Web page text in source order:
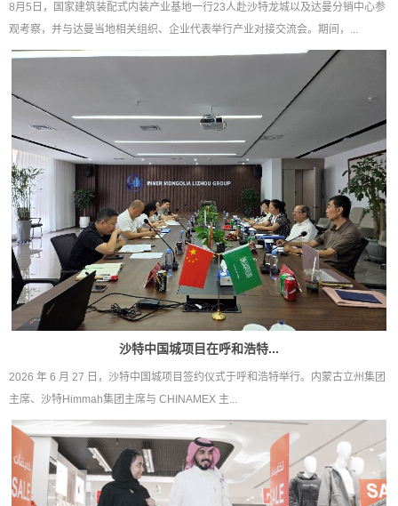
8月5日，国家建筑装配式内装产业基地一行23人赴沙特龙城以及达曼分销中心参
观考察，并与达曼当地相关组织、企业代表举行产业对接交流会。期间，...
沙特中国城项目在呼和浩特...
2026 年 6 月 27 日，沙特中国城项目签约仪式于呼和浩特举行。内蒙古立州集团
主席、沙特Himmah集团主席与 CHINAMEX 主...